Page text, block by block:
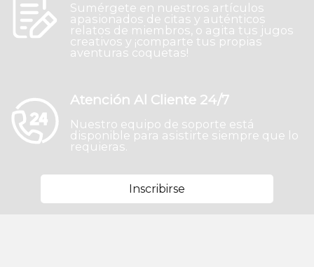
Sumérgete en nuestros artículos
apasionados de citas y auténticos
relatos de miembros, o agita tus jugos
creativos y ¡comparte tus propias
aventuras coquetas!
Atención Al Cliente 24/7
Nuestro equipo de soporte está
disponible para asistirte siempre que lo
requieras.
Inscribirse